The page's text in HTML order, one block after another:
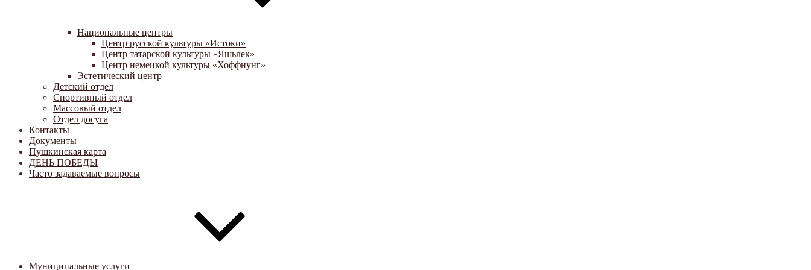
Национальные центры
Центр русской культуры «Истоки»
Центр татарской культуры «Яшьлек»
Центр немецкой культуры «Хоффнунг»
Эстетический центр
Детский отдел
Спортивный отдел
Массовый отдел
Отдел досуга
Контакты
Документы
Пушкинская карта
ДЕНЬ ПОБЕДЫ
Часто задаваемые вопросы
Муниципальные услуги